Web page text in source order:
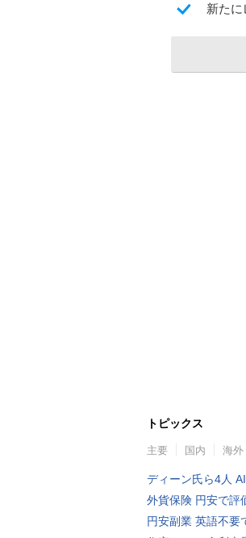
新た
トピックス
主要 国内 海外
ディーン氏ら4人
外貨保険 円安で評
円安副業 英語不要